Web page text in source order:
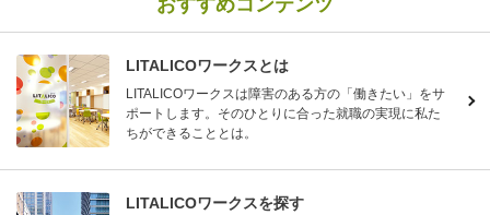
おすすめコンテンツ
LITALICOワークスとは
LITALICOワークスは障害のある方の「働きたい」をサ
ポートします。そのひとりに合った就職の実現に私た
ちができることとは。
LITALICOワークスを探す